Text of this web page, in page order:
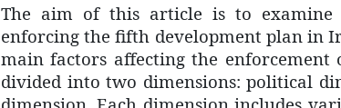
The aim of this article is to
enforcing the fifth development plan in
main factors affecting the
divided into two dimensions: political